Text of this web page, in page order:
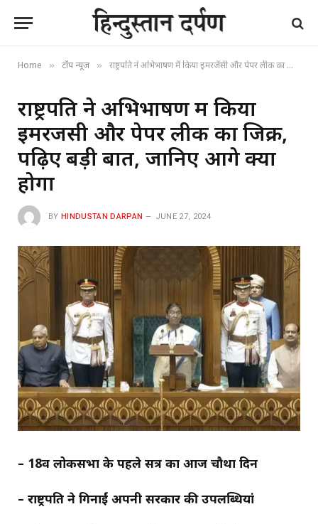
Home » टॉप न्यूज » राष्ट्रपति ने अभिभाषण में किया इमरजेंसी और पेपर लीक का जिक्र, पढ़िए बड़ी बातें, जानिए आगे क्या होगा
राष्ट्रपति ने अभिभाषण में किया
इमरजेंसी और पेपर लीक का जिक्र,
पढ़िए बड़ी बातें, जानिए आगे क्या
होगा
BY HINDUSTAN DARPAN JUNE 27, 2024
– 18वीं लोकसभा के पहले सत्र का आज चौथा दिन
– राष्ट्रपति ने गिनाईं अपनी सरकार की उपलब्धियां